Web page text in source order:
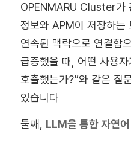
OPENMARU Cluster가
정보와 APM이 저장하는
연속된 맥락으로 연결함
급증했을 때, 어떤 사용
호출했는가?”와 같은 질
있습니다
둘째, LLM을 통한 자연